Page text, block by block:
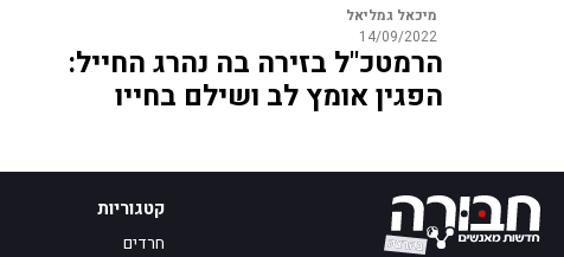
מיכאל גמליאל
14/09/2022
הרמטכ"ל בזירה בה נהרג החייל:
הפגין אומץ לב ושילם בחייו
קטגוריות
חרדים